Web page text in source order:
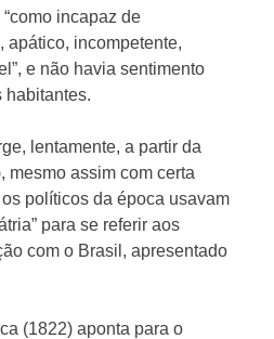
incapaz de
apático, incompeten­te,
e não havia sentimento
habitantes.
lentamente, a partir da
mesmo assim com certa
políticos da época usavam
para se referir aos
com o Brasil, apresentado
(1822) aponta para o